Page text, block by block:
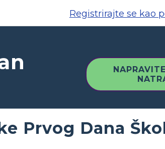
Registrirajte se kao
Prvog Dana